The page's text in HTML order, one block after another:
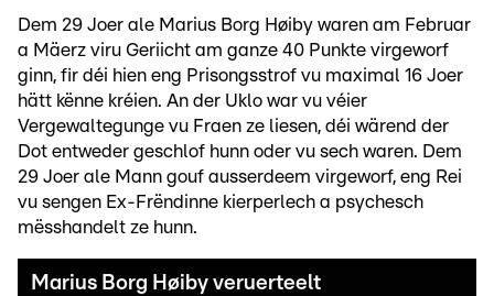
Dem 29 Joer ale Marius Borg Høiby waren am Februar
a Mäerz viru Geriicht am ganze 40 Punkte virgeworf
ginn, fir déi hien eng Prisongsstrof vu maximal 16 Joer
hätt kënne kréien. An der Uklo war vu véier
Vergewaltegunge vu Fraen ze liesen, déi wärend der
Dot entweder geschlof hunn oder vu sech waren. Dem
29 Joer ale Mann gouf ausserdeem virgeworf, eng Rei
vu sengen Ex-Frëndinne kierperlech a psychesch
mësshandelt ze hunn.
Marius Borg Høiby veruerteelt